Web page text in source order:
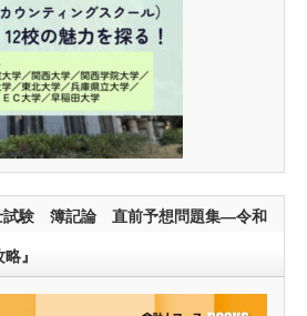
試験 簿記論 直前予想問題集―令和
』